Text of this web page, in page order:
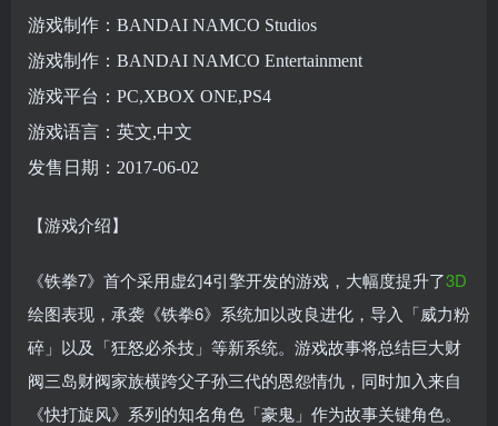
游戏制作：BANDAI NAMCO Studios
游戏制作：BANDAI NAMCO Entertainment
游戏平台：PC,XBOX ONE,PS4
游戏语言：英文,中文
发售日期：2017-06-02
【游戏介绍】
《铁拳7》首个采用虚幻4引擎开发的游戏，大幅度提升了3D
绘图表现，承袭《铁拳6》系统加以改良进化，导入「威力粉
碎」以及「狂怒必杀技」等新系统。游戏故事将总结巨大财
阀三岛财阀家族横跨父子孙三代的恩怨情仇，同时加入来自
《快打旋风》系列的知名角色「豪鬼」作为故事关键角色。